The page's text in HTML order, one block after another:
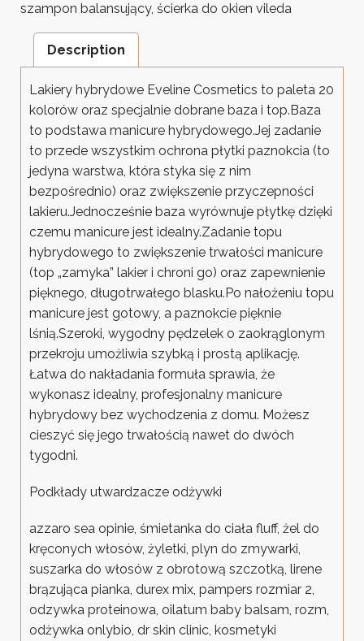
szampon balansujący, ścierka do okien vileda
Description
Lakiery hybrydowe Eveline Cosmetics to paleta 20
kolorów oraz specjalnie dobrane baza i top.Baza
to podstawa manicure hybrydowego.Jej zadanie
to przede wszystkim ochrona płytki paznokcia (to
jedyna warstwa, która styka się z nim
bezpośrednio) oraz zwiększenie przyczepności
lakieru.Jednocześnie baza wyrównuje płytkę dzięki
czemu manicure jest idealny.Zadanie topu
hybrydowego to zwiększenie trwałości manicure
(top „zamyka” lakier i chroni go) oraz zapewnienie
pięknego, długotrwałego blasku.Po nałożeniu topu
manicure jest gotowy, a paznokcie pięknie
lśnią.Szeroki, wygodny pędzelek o zaokrąglonym
przekroju umożliwia szybką i prostą aplikację.
Łatwa do nakładania formuła sprawia, że
wykonasz idealny, profesjonalny manicure
hybrydowy bez wychodzenia z domu. Możesz
cieszyć się jego trwałością nawet do dwóch
tygodni.
Podkłady utwardzacze odżywki
azzaro sea opinie, śmietanka do ciała fluff, żel do
kręconych włosów, żyletki, plyn do zmywarki,
suszarka do włosów z obrotową szczotką, lirene
brązująca pianka, durex mix, pampers rozmiar 2,
odzywka proteinowa, oilatum baby balsam, rozm,
odżywka onlybio, dr skin clinic, kosmetyki